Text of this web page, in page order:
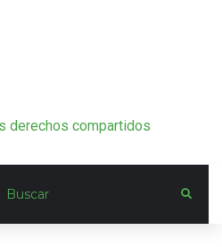
derechos compartidos